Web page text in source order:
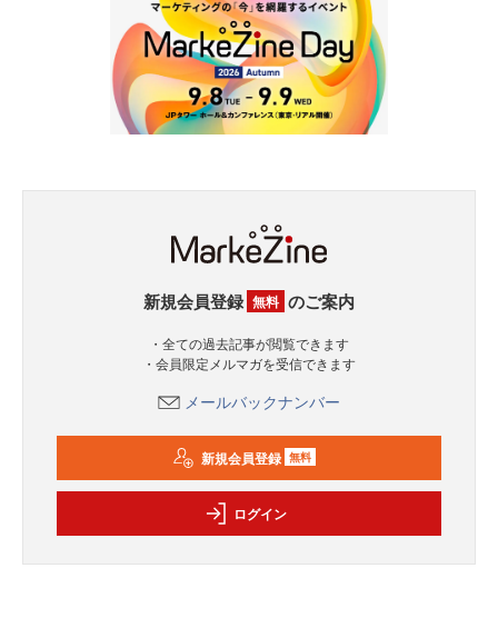
新規会員登録 無料 のご案内
・全ての過去記事が閲覧できます
・会員限定メルマガを受信できます
メールバックナンバー
新規会員登録 無料
ログイン